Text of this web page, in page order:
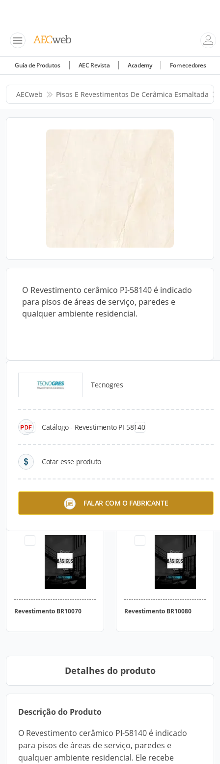
Guia de Produtos AEC Revista Academy Fornecedores
AECweb Pisos E Revestimentos De Cerâmica Esmaltada
O Revestimento cerâmico PI-58140 é indicado
para pisos de áreas de serviço, paredes e
qualquer ambiente residencial.
Tecnogres
Catálogo - Revestimento PI-58140
Cotar esse produto
FALAR COM O FABRICANTE
Catálogos para Download
Revestimento BR10040
Revestimento BR10070 Revestimento BR10080
Detalhes do produto
Descrição do Produto
O Revestimento cerâmico PI-58140 é indicado
para pisos de áreas de serviço, paredes e
qualquer ambiente residencial. Ele recebe